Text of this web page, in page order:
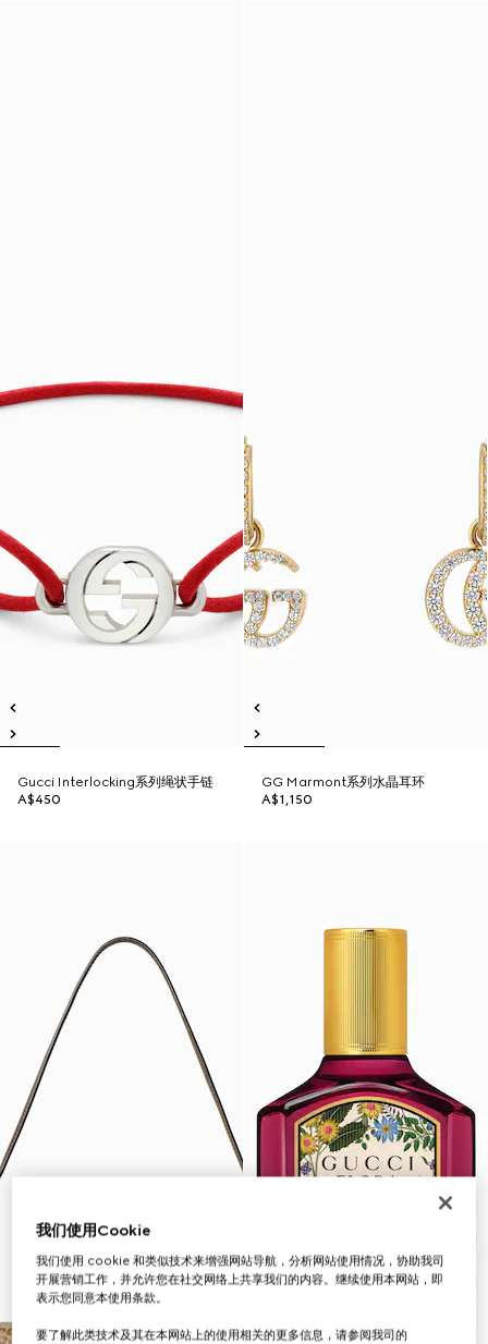
Gucci Interlocking系列绳状手链
A$450
GG Marmont系列水晶耳环
A$1,150
我们使用Cookie
我们使用 cookie 和类似技术来增强网站导航，分析网站使用情况，协助我司
开展营销工作，并允许您在社交网络上共享我们的内容。继续使用本网站，即
表示您同意本使用条款。
要了解此类技术及其在本网站上的使用相关的更多信息，请参阅我司的